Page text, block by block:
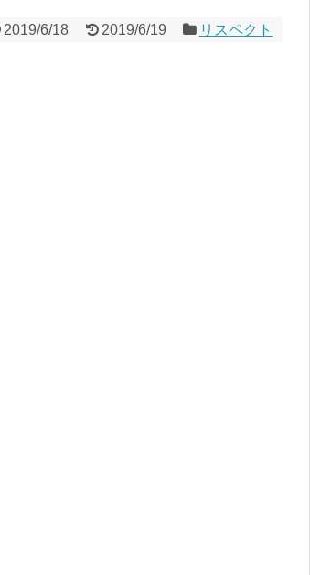
2019/6/18 2019/6/19 リスペクト